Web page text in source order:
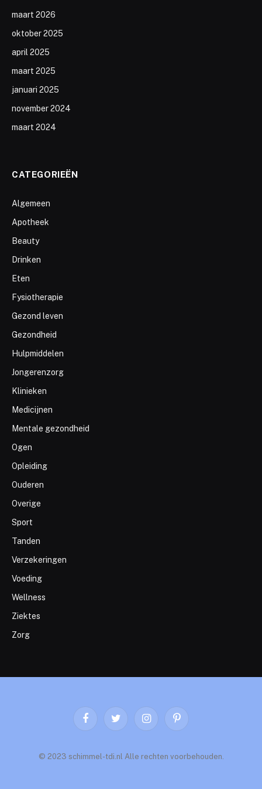
maart 2026
oktober 2025
april 2025
maart 2025
januari 2025
november 2024
maart 2024
CATEGORIEËN
Algemeen
Apotheek
Beauty
Drinken
Eten
Fysiotherapie
Gezond leven
Gezondheid
Hulpmiddelen
Jongerenzorg
Klinieken
Medicijnen
Mentale gezondheid
Ogen
Opleiding
Ouderen
Overige
Sport
Tanden
Verzekeringen
Voeding
Wellness
Ziektes
Zorg
FacebookTwitter InstagramPinterest
© 2023 schimmel-tdi.nl Alle rechten voorbehouden.